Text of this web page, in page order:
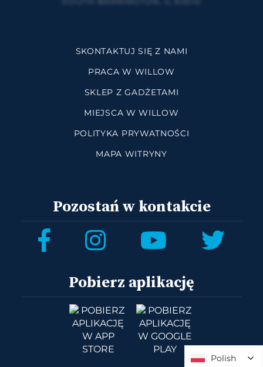
SKONTAKTUJ SIĘ Z NAMI
PRACA W WILLOW
SKLEP Z GADŻETAMI
MIEJSCA W WILLOW
POLITYKA PRYWATNOŚCI
MAPA WITRYNY
Pozostań w kontakcie
Pobierz aplikację
Polish
Polish